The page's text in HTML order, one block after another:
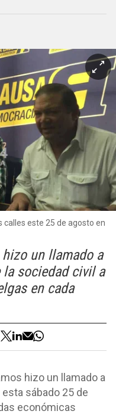
este 25 de agosto en
un llamado a
sociedad civil a
en cada
hizo un llamado a
sábado 25 de
económicas